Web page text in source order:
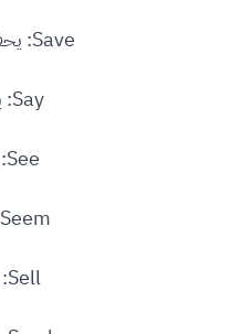
Save: يحفظ/ ينقذ
Say: يقول
See: يرى
Seem: يبدو
Sell: يبيع